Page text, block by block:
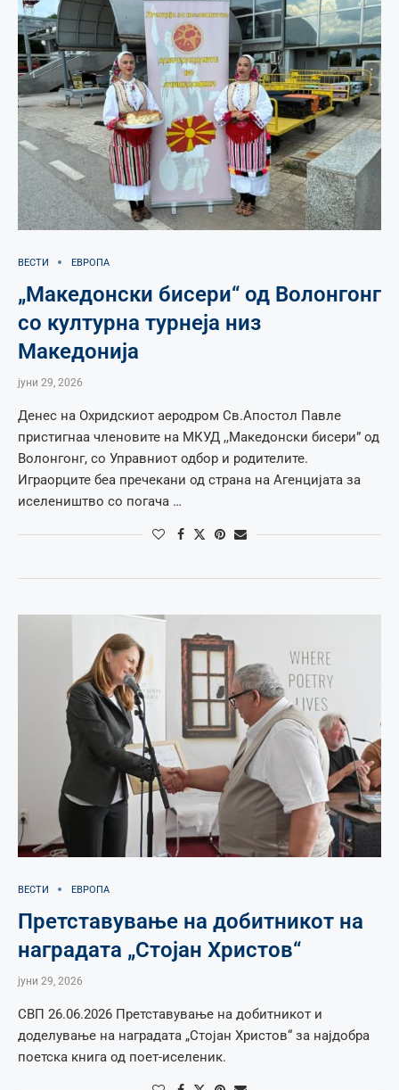
ВЕСТИ ЕВРОПА
„Македонски бисери“ од Волонгонг
со културна турнеја низ
Македонија
јуни 29, 2026
Денес на Охридскиот аеродром Св.Апостол Павле
пристигнаа членовите на МКУД ,,Македонски бисери” од
Волонгонг, со Управниот одбор и родителите.
Играорците беа пречекани од страна на Агенцијата за
иселеништво со погача …
ВЕСТИ ЕВРОПА
Претставување на добитникот на
наградата „Стојан Христов“
јуни 29, 2026
СВП 26.06.2026 Претставување на добитникот и
доделување на наградата „Стојан Христов“ за најдобра
поетска книга од поет-иселеник.